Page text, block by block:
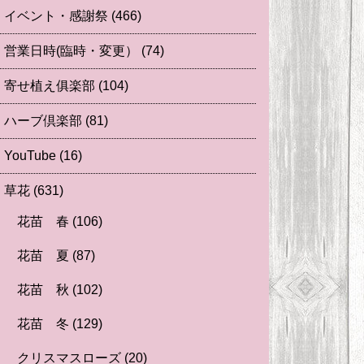
イベント・感謝祭 (466)
営業日時(臨時・変更） (74)
寄せ植え俱楽部 (104)
ハーブ倶楽部 (81)
YouTube (16)
草花 (631)
花苗 春 (106)
花苗 夏 (87)
花苗 秋 (102)
花苗 冬 (129)
クリスマスローズ (20)